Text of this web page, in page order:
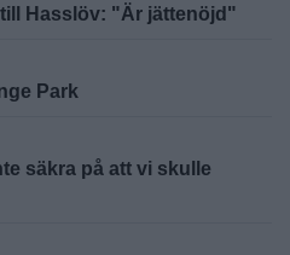
Hasslöv: "Är jättenöjd"
Park
säkra på att vi skulle